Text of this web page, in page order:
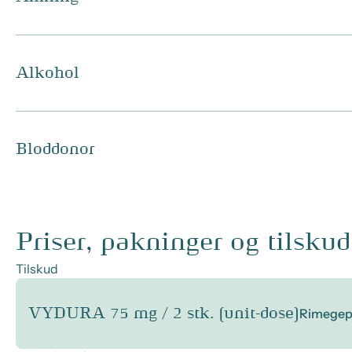
Alkohol
Bloddonor
Priser, pakninger og tilskud
Tilskud
VYDURA 75 mg / 2 stk. (unit-dose)